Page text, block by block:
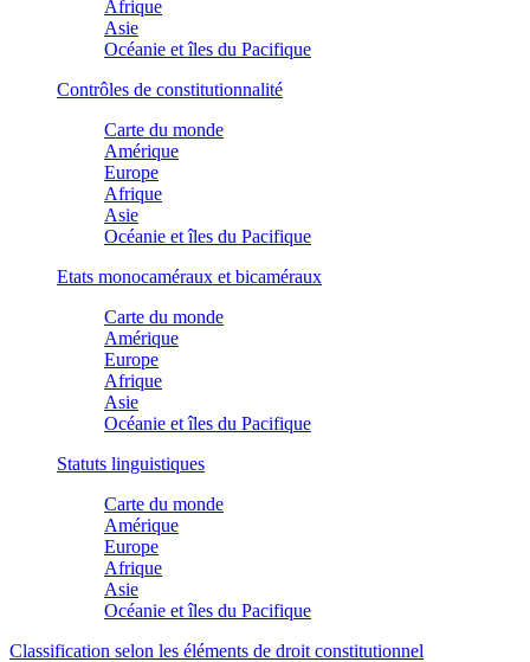
Afrique
Asie
Océanie et îles du Pacifique
Contrôles de constitutionnalité
Carte du monde
Amérique
Europe
Afrique
Asie
Océanie et îles du Pacifique
Etats monocaméraux et bicaméraux
Carte du monde
Amérique
Europe
Afrique
Asie
Océanie et îles du Pacifique
Statuts linguistiques
Carte du monde
Amérique
Europe
Afrique
Asie
Océanie et îles du Pacifique
Classification selon les éléments de droit constitutionnel